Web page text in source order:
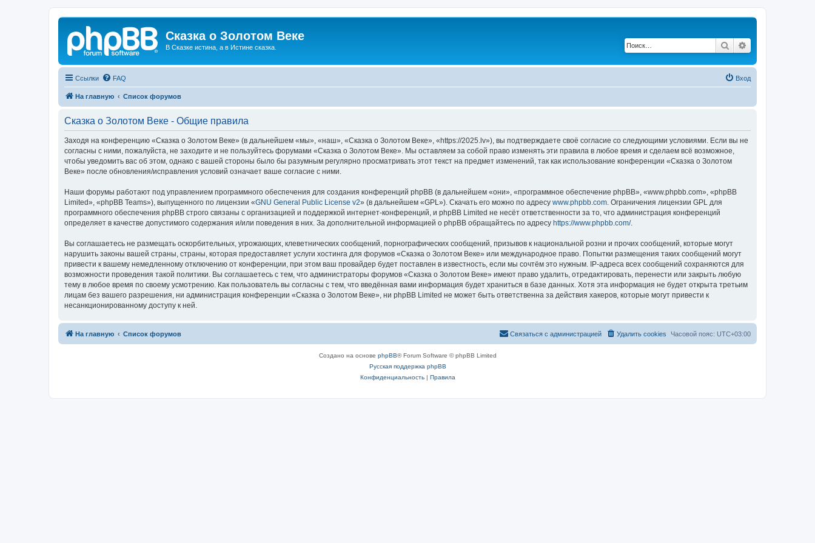
Сказка о Золотом Веке
В Сказке истина, а в Истине сказка. Поиск
Ссылки FAQ Вход
На главную Список форумов
Сказка о Золотом Веке - Общие правила
Заходя на конференцию «Сказка о Золотом Веке» (в дальнейшем «мы», «наш», «Сказка о Золотом Веке», «https://2025.lv»), вы подтверждаете своё согласие со следующими условиями. Если вы не
согласны с ними, пожалуйста, не заходите и не пользуйтесь форумами «Сказка о Золотом Веке». Мы оставляем за собой право изменять эти правила в любое время и сделаем всё возможное,
чтобы уведомить вас об этом, однако с вашей стороны было бы разумным регулярно просматривать этот текст на предмет изменений, так как использование конференции «Сказка о Золотом
Веке» после обновления/исправления условий означает ваше согласие с ними.
Наши форумы работают под управлением программного обеспечения для создания конференций phpBB (в дальнейшем «они», «программное обеспечение phpBB», «www.phpbb.com», «phpBB
Limited», «phpBB Teams»), выпущенного по лицензии «GNU General Public License v2» (в дальнейшем «GPL»). Скачать его можно по адресу www.phpbb.com . Ограничения лицензии GPL для
программного обеспечения phpBB строго связаны с организацией и поддержкой интернет-конференций, и phpBB Limited не несёт ответственности за то, что администрация конференций
определяет в качестве допустимого содержания и/или поведения в них. За дополнительной информацией о phpBB обращайтесь по адресу https://www.phpbb.com/.
Вы соглашаетесь не размещать оскорбительных, угрожающих, клеветнических сообщений, порнографических сообщений, призывов к национальной розни и прочих сообщений, которые могут
нарушить законы вашей страны, страны, которая предоставляет услуги хостинга для форумов «Сказка о Золотом Веке» или международное право. Попытки размещения таких сообщений могут
привести к вашему немедленному отключению от конференции, при этом ваш провайдер будет поставлен в известность, если мы сочтём это нужным. IP-адреса всех сообщений сохраняются для
возможности проведения такой политики. Вы соглашаетесь с тем, что администраторы форумов «Сказка о Золотом Веке» имеют право удалить, отредактировать, перенести или закрыть любую
тему в любое время по своему усмотрению. Как пользователь вы согласны с тем, что введённая вами информация будет храниться в базе данных. Хотя эта информация не будет открыта третьим
лицам без вашего разрешения, ни администрация конференции «Сказка о Золотом Веке», ни phpBB Limited не может быть ответственна за действия хакеров, которые могут привести к
несанкционированному доступу к ней.
На главную Список форумов Часовой пояс: UTC+03:00
Удалить cookies
Связаться с администрацией
Создано на основе phpBB® Forum Software © phpBB Limited
Русская поддержка phpBB
Конфиденциальность| Правила